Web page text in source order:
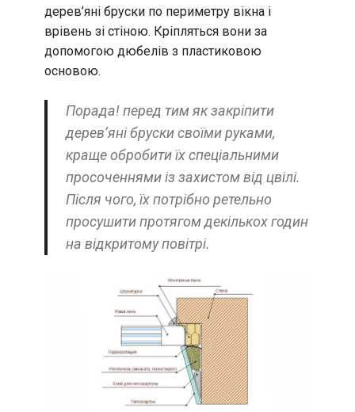
дерев’яні бруски по периметру вікна і
врівень зі стіною. Кріпляться вони за
допомогою дюбелів з пластиковою
основою.
Порада! перед тим як закріпити
дерев’яні бруски своїми руками,
краще обробити їх спеціальними
просоченнями із захистом від цвілі.
Після чого, їх потрібно ретельно
просушити протягом декількох годин
на відкритому повітрі.